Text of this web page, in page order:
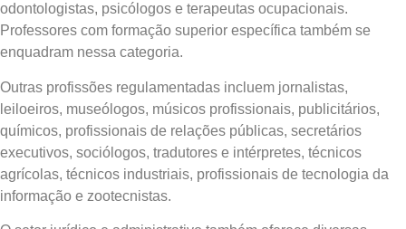
odontologistas, psicólogos e terapeutas ocupacionais.
Professores com formação superior específica também se
enquadram nessa categoria.
Outras profissões regulamentadas incluem jornalistas,
leiloeiros, museólogos, músicos profissionais, publicitários,
químicos, profissionais de relações públicas, secretários
executivos, sociólogos, tradutores e intérpretes, técnicos
agrícolas, técnicos industriais, profissionais de tecnologia da
informação e zootecnistas.